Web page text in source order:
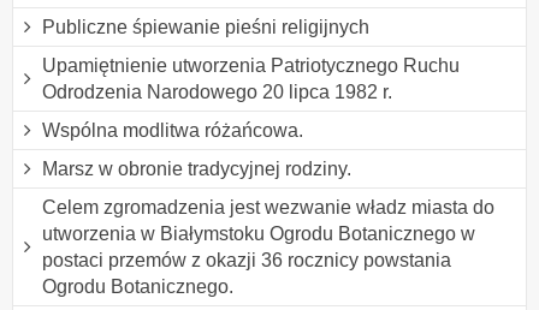
Publiczne śpiewanie pieśni religijnych
Upamiętnienie utworzenia Patriotycznego Ruchu
Odrodzenia Narodowego 20 lipca 1982 r.
Wspólna modlitwa różańcowa.
Marsz w obronie tradycyjnej rodziny.
Celem zgromadzenia jest wezwanie władz miasta do
utworzenia w Białymstoku Ogrodu Botanicznego w
postaci przemów z okazji 36 rocznicy powstania
Ogrodu Botanicznego.